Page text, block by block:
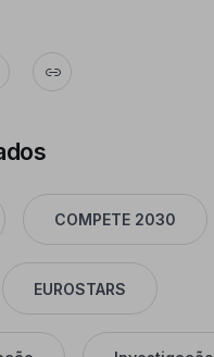
COMPETE 2030
EUROSTARS